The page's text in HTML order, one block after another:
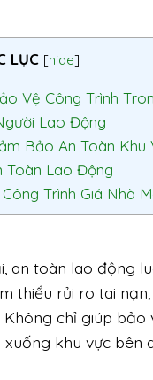
LỤC [hide]
Vệ Công Trình
Lao Động
Bảo An Toàn Khu
Toàn Lao Động
Trình Giá Nhà
an toàn lao động
thiểu rủi ro tai nạn,
chỉ giúp
khu vực